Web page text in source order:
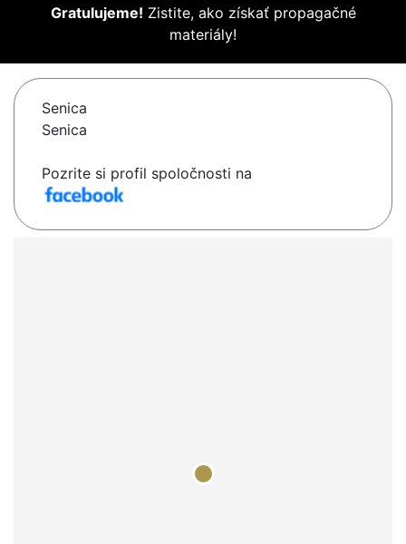
Gratulujeme! Zistite, ako získať propagačné
materiály!
Senica
Senica
Pozrite si profil spoločnosti na